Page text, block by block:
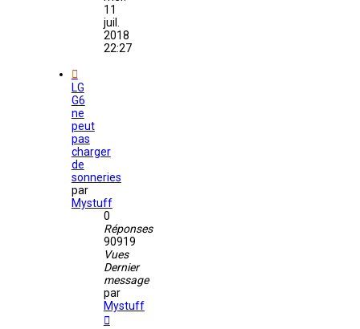
11
juil.
2018
22:27
LG
G6
ne
peut
pas
charger
de
sonneries
par
Mystuff
0
Réponses
90919
Vues
Dernier
message
par
Mystuff